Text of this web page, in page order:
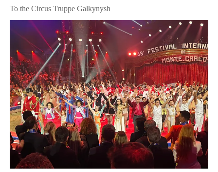
To the Circus Truppe Galkynysh